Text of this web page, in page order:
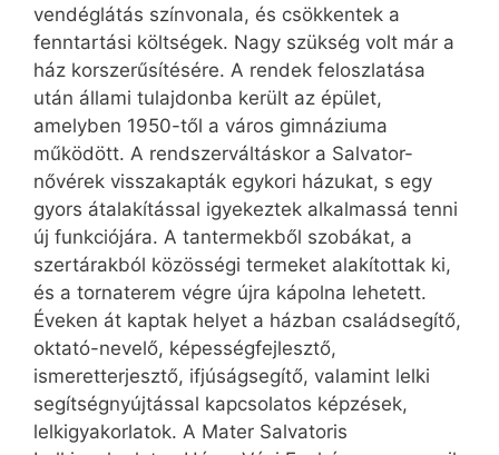
vendéglátás színvonala, és csökkentek a
fenntartási költségek. Nagy szükség volt már a
ház korszerűsítésére. A rendek feloszlatása
után állami tulajdonba került az épület,
amelyben 1950-től a város gimnáziuma
működött. A rendszerváltáskor a Salvator-
nővérek visszakapták egykori házukat, s egy
gyors átalakítással igyekeztek alkalmassá tenni
új funkciójára. A tantermekből szobákat, a
szertárakból közösségi termeket alakítottak ki,
és a tornaterem végre újra kápolna lehetett.
Éveken át kaptak helyet a házban családsegítő,
oktató-nevelő, képességfejlesztő,
ismeretterjesztő, ifjúságsegítő, valamint lelki
segítségnyújtással kapcsolatos képzések,
lelkigyakorlatok. A Mater Salvatoris